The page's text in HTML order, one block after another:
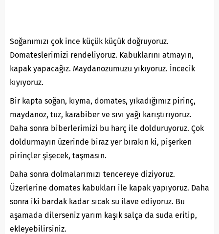
Soğanımızı çok ince küçük küçük doğruyoruz.
Domateslerimizi rendeliyoruz. Kabuklarını atmayın,
kapak yapacağız. Maydanozumuzu yıkıyoruz. İncecik
kıyıyoruz.
Bir kapta soğan, kıyma, domates, yıkadığımız pirinç,
maydanoz, tuz, karabiber ve sıvı yağı karıştırıyoruz.
Daha sonra biberlerimizi bu harç ile dolduruyoruz. Çok
doldurmayın üzerinde biraz yer bırakın ki, pişerken
pirinçler şişecek, taşmasın.
Daha sonra dolmalarımızı tencereye diziyoruz.
Üzerlerine domates kabukları ile kapak yapıyoruz. Daha
sonra iki bardak kadar sıcak su ilave ediyoruz. Bu
aşamada dilerseniz yarım kaşık salça da suda eritip,
ekleyebilirsiniz.